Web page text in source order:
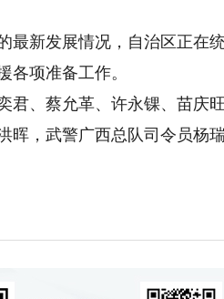
新发展情况，自治区正在
各项准备工作。
、蔡允革、许永锞、苗庆
晖，武警广西总队司令员杨